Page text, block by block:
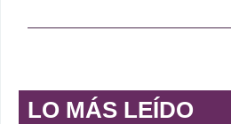
LO MÁS LEÍDO